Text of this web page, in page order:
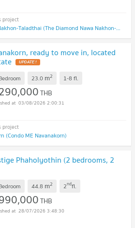
The Diamond Nawa Nakhon-Taladthai (The Diamond Nawa Nakhon-Taladthai)
ready to move in, located
23.0 m2 1-8 fl.
THB
03/08/2026 2:00:31
(Condo ME Navanakorn)
Phaholyothin (2 bedrooms, 2
44.8 m2 2ndfl.
THB
28/07/2026 3:48:30